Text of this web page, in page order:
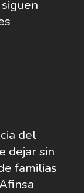
del
dejar sin
familias